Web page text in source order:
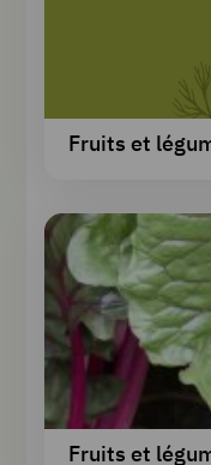
Fruits et
Fruits et